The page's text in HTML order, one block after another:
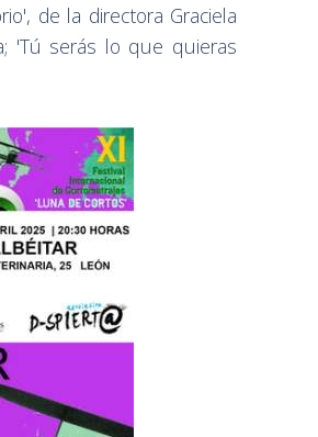
de la directora Graciela
'Tú serás lo que quieras